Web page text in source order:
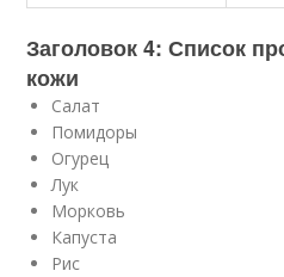
Заголовок 4: Список
кожи
Салат
Помидоры
Огурец
Лук
Морковь
Капуста
Рис